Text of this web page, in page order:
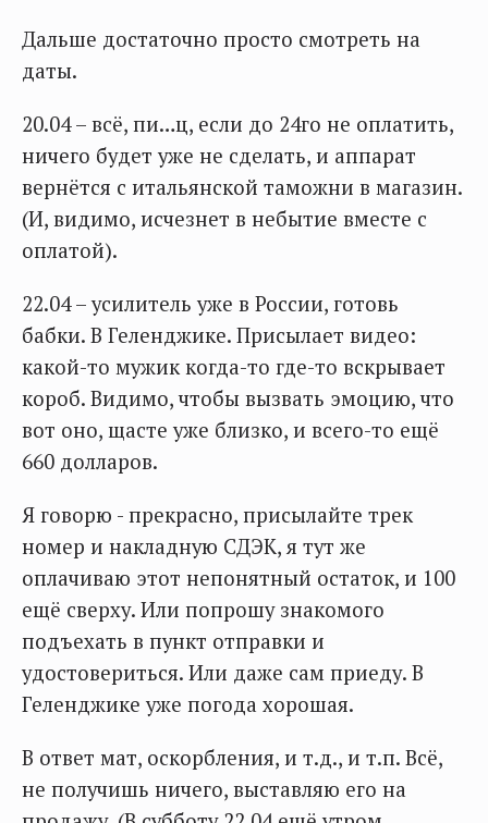
Дальше достаточно просто смотреть на
даты.
20.04 – всё, пи…ц, если до 24го не оплатить,
ничего будет уже не сделать, и аппарат
вернётся с итальянской таможни в магазин.
(И, видимо, исчезнет в небытие вместе с
оплатой).
22.04 – усилитель уже в России, готовь
бабки. В Геленджике. Присылает видео:
какой-то мужик когда-то где-то вскрывает
короб. Видимо, чтобы вызвать эмоцию, что
вот оно, щасте уже близко, и всего-то ещё
660 долларов.
Я говорю - прекрасно, присылайте трек
номер и накладную СДЭК, я тут же
оплачиваю этот непонятный остаток, и 100
ещё сверху. Или попрошу знакомого
подъехать в пункт отправки и
удостовериться. Или даже сам приеду. В
Геленджике уже погода хорошая.
В ответ мат, оскорбления, и т.д., и т.п. Всё,
не получишь ничего, выставляю его на